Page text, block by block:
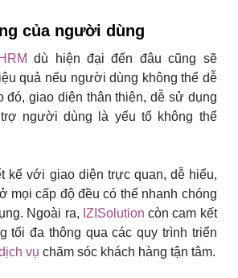
của người dùng
HRM dù hiện đại đến đâu cũng sẽ
quả nếu người dùng không thể dễ
đó, giao diện thân thiện, dễ sử dụng
người dùng là yếu tố không thể
kế với giao diện trực quan, dễ hiểu,
mọi cấp độ đều có thể nhanh chóng
Ngoài ra, IZISolution còn cam kết
tối đa thông qua các quy trình triển
vụ chăm sóc khách hàng tận tâm.